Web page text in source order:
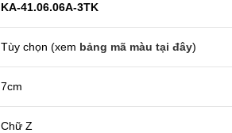
KA-41.06.06A-3TK
Tùy chọn (xem bảng mã màu tại đây)
7cm
Chữ Z